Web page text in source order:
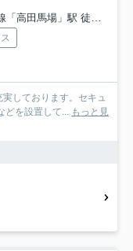
高田馬場」駅 徒歩9分
しております。セキュ
どを設置して...
もっと見